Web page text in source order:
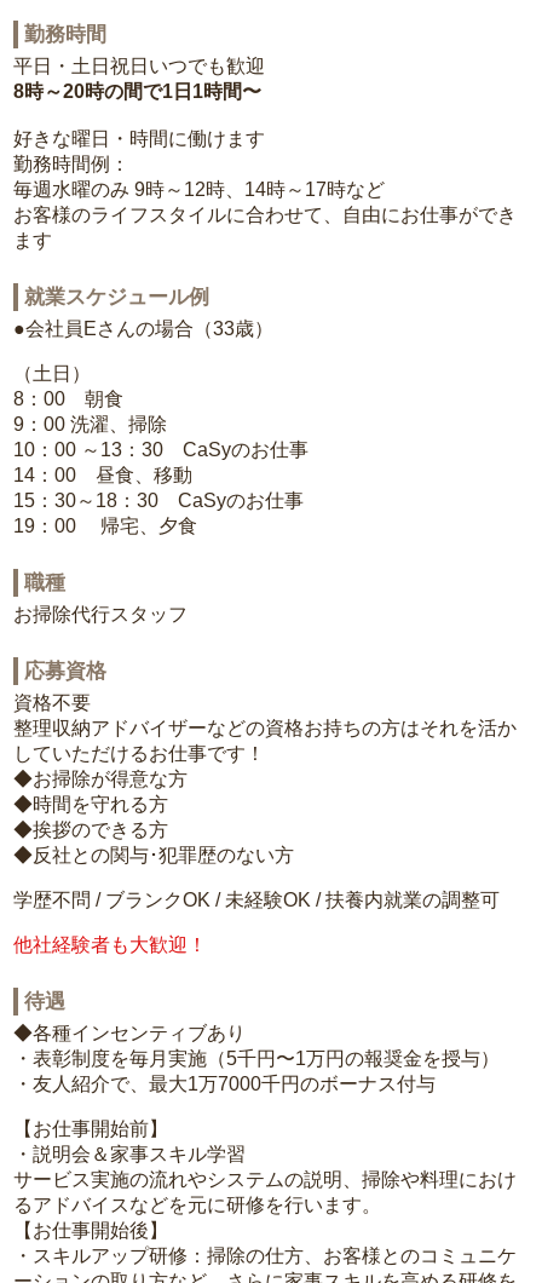
勤務時間
平日・土日祝日いつでも歓迎
8時～20時の間で1日1時間〜
好きな曜日・時間に働けます
勤務時間例：
毎週水曜のみ 9時～12時、14時～17時など
お客様のライフスタイルに合わせて、自由にお仕事ができ
ます
就業スケジュール例
●会社員Eさんの場合（33歳）
（土日）
8：00 朝食
9：00 洗濯、掃除
10：00 ～13：30 CaSyのお仕事
14：00 昼食、移動
15：30～18：30 CaSyのお仕事
19：00 帰宅、夕食
職種
お掃除代行スタッフ
応募資格
資格不要
整理収納アドバイザーなどの資格お持ちの方はそれを活か
していただけるお仕事です！
◆お掃除が得意な方
◆時間を守れる方
◆挨拶のできる方
◆反社との関与･犯罪歴のない方
学歴不問 / ブランクOK / 未経験OK / 扶養内就業の調整可
他社経験者も大歓迎！
待遇
◆各種インセンティブあり
・表彰制度を毎月実施（5千円〜1万円の報奨金を授与）
・友人紹介で、最大1万7000千円のボーナス付与
【お仕事開始前】
・説明会＆家事スキル学習
サービス実施の流れやシステムの説明、掃除や料理におけ
るアドバイスなどを元に研修を行います。
【お仕事開始後】
・スキルアップ研修：掃除の仕方、お客様とのコミュニケ